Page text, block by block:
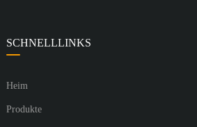
SCHNELLLINKS
Heim
Produkte